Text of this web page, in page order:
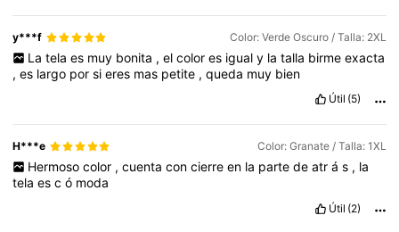
y***f Color: Verde Oscuro / Talla: 2XL
La tela es muy bonita , el color es igual y la talla birme exacta
,es largo porsieres mas petite ,queda muy bien
Útil (5)
H***e Color: Granate / Talla: 1XL
Hermoso color , cuenta con cierre en la parte de atr á s , la
telaescó moda
Útil (2)